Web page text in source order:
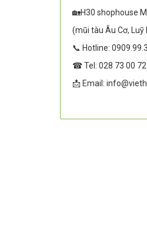
🏡H30 shophouse
(mũi tàu Âu Cơ, Luỹ
📞 Hotline:
☎ Tel: 028 73 00 72
📩 Email: